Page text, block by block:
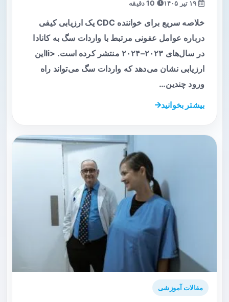
خلاصه سریع برای خواننده CDC یک ارزیابی کیفی
درباره عوامل عفونی مرتبط با واردات سگ به کانادا
در سال‌های ۲۰۲۳–۲۰۲۴ منتشر کرده است. <liاین
ارزیابی نشان می‌دهد که واردات سگ می‌تواند راه
ورود چندین…
بیشتر بخوانید
مقالات آموزشی